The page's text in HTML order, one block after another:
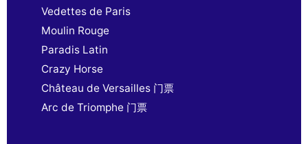
Vedettes de Paris
Moulin Rouge
Paradis Latin
Crazy Horse
Château de Versailles 门票
Arc de Triomphe 门票